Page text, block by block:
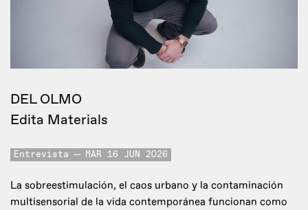
DEL OLMO
Edita Materials
Entrevista MAR 16 JUN 2026
La sobreestimulación, el caos urbano y la contaminación
multisensorial de la vida contemporánea funcionan como